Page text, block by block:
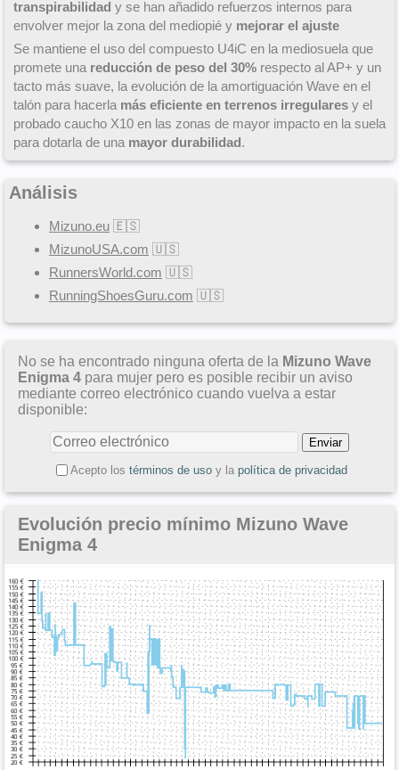
transpirabilidad y se han añadido refuerzos internos para
envolver mejor la zona del mediopié y mejorar el ajuste
Se mantiene el uso del compuesto U4iC en la mediosuela que
promete una reducción de peso del 30% respecto al AP+ y un
tacto más suave, la evolución de la amortiguación Wave en el
talón para hacerla más eficiente en terrenos irregulares y el
probado caucho X10 en las zonas de mayor impacto en la suela
para dotarla de una mayor durabilidad.
Análisis
Mizuno.eu 🇪🇸
MizunoUSA.com 🇺🇸
RunnersWorld.com 🇺🇸
RunningShoesGuru.com 🇺🇸
No se ha encontrado ninguna oferta de la Mizuno Wave
Enigma 4 para mujer pero es posible recibir un aviso
mediante correo electrónico cuando vuelva a estar
disponible:
Acepto los términos de usoy la política de privacidad
Evolución precio mínimo Mizuno Wave
Enigma 4